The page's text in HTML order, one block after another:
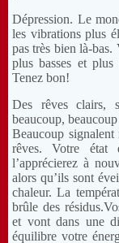
Dépression. Le
les vibrations plus
pas très bien là-bas.
plus basses et
Tenez bon!
Des rêves clairs,
beaucoup,
Beaucoup signalent
rêves. Votre état
l’apprécierez à
alors qu’ils sont
chaleur. La
brûle des
et vont dans une
équilibre votre